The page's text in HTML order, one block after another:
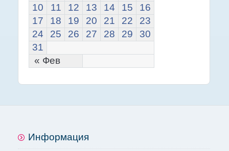
« Фев
10
11 12 13 14 15
16
17
18 19 20 21 22
23
24
25 26 27 28 29
30
31
Информация